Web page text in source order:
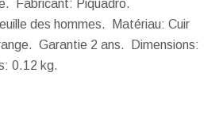
Fabricant: Piquadro.
des hommes. Matériau: Cuir
Garantie 2 ans.
Dimensions:
0.12 kg.